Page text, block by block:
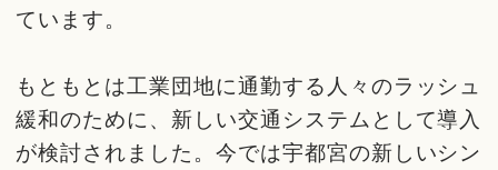
ています。
もともとは工業団地に通勤する人々のラッシュ
緩和のために、新しい交通システムとして導入
が検討されました。今では宇都宮の新しいシン